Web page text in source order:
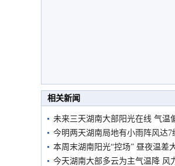
相关新闻
未来三天湖南大部阳光在线 气温
今明两天湖南局地有小雨阵风达7
本周末湖南阳光“控场” 昼夜温差
今天湖南大部多云为主气温降 风